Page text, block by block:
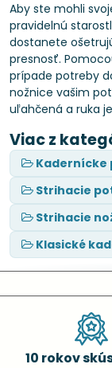
Aby ste mohli
pravidelnú
dostanete
presnosť.
prípade potreby
nožnice vašim
uľahčená a ruka
Viac z
Kadernícke
Strihacie
Strihacie
Klasické
10 rokov